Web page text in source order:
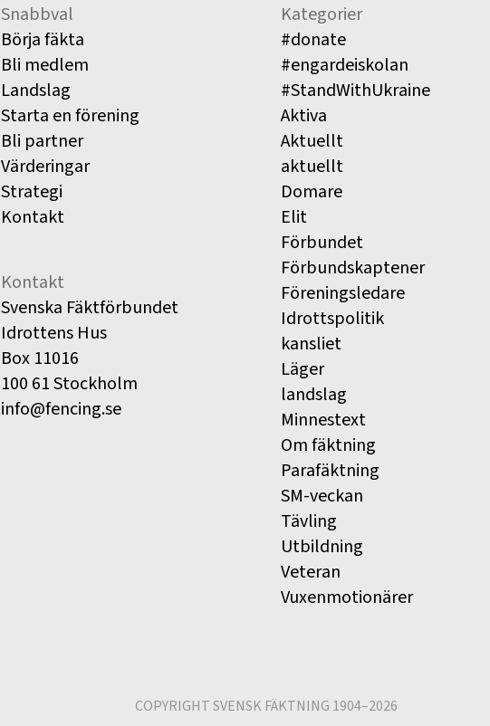
Snabbval
Börja fäkta
Bli medlem
Landslag
Starta en förening
Bli partner
Värderingar
Strategi
Kontakt
Kontakt
Svenska Fäktförbundet
Idrottens Hus
Box 11016
100 61 Stockholm
info@fencing.se
Kategorier
#donate
#engardeiskolan
#StandWithUkraine
Aktiva
Aktuellt
aktuellt
Domare
Elit
Förbundet
Förbundskaptener
Föreningsledare
Idrottspolitik
kansliet
Läger
landslag
Minnestext
Om fäktning
Parafäktning
SM-veckan
Tävling
Utbildning
Veteran
Vuxenmotionärer
COPYRIGHT SVENSK FÄKTNING 1904–2026